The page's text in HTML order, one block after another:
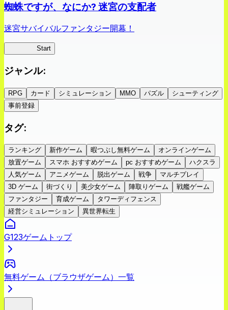
蜘蛛ですが、なにか? 迷宮の支配者
迷宮サバイバルファンタジー開幕！
Start
ジャンル:
RPG カード シミュレーション MMO パズル
シューティング
事前登録
タグ:
ランキング 新作ゲーム 暇つぶし無料ゲーム
オンラインゲーム
放置ゲーム
スマホ おすすめゲーム pc おすすめゲーム
ハクスラ
人気ゲーム
アニメゲーム 脱出ゲーム 戦争
マルチプレイ
3D ゲーム
街づくり 美少女ゲーム 陣取りゲーム
戦艦ゲーム
ファンタジー
育成ゲーム
タワーディフェンス
経営シミュレーション
異世界転生
G123ゲームトップ
無料ゲーム（ブラウザゲーム）一覧